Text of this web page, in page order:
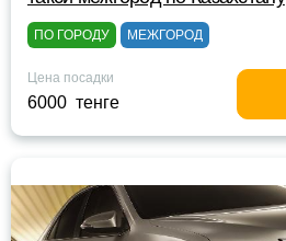
ПО ГОРОДУ МЕЖГОРОД
Цена посадки
6000 тенге